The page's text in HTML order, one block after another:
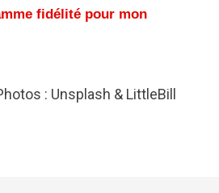
fidélité pour mon
: Unsplash & LittleBill